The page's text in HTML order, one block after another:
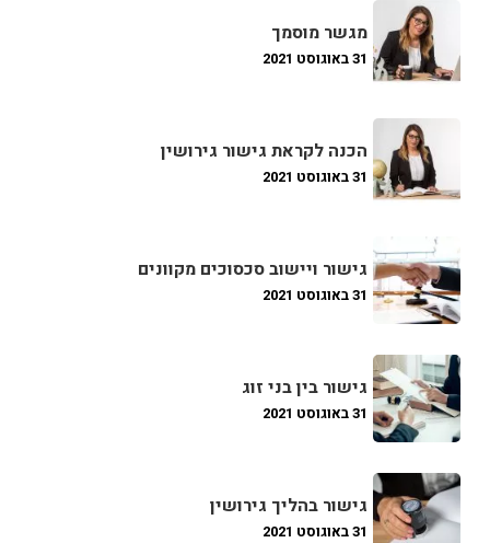
מגשר מוסמך
31 באוגוסט 2021
הכנה לקראת גישור גירושין
31 באוגוסט 2021
גישור ויישוב סכסוכים מקוונים
31 באוגוסט 2021
גישור בין בני זוג
31 באוגוסט 2021
גישור בהליך גירושין
31 באוגוסט 2021